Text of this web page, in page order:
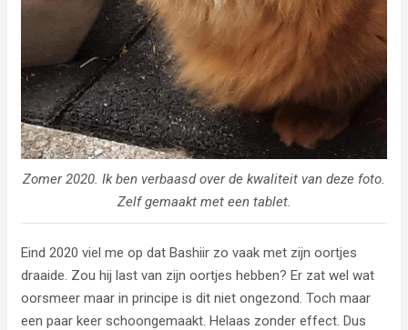
Zomer 2020. Ik ben verbaasd over de kwaliteit van deze foto.
Zelf gemaakt met een tablet.
Eind 2020 viel me op dat Bashiir zo vaak met zijn oortjes
draaide. Zou hij last van zijn oortjes hebben? Er zat wel wat
oorsmeer maar in principe is dit niet ongezond. Toch maar
een paar keer schoongemaakt. Helaas zonder effect. Dus